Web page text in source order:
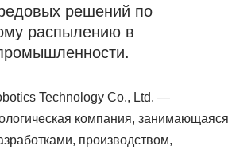
решений по
распылению в
Technology Co., Ltd. —
компания, занимающаяся
производством,